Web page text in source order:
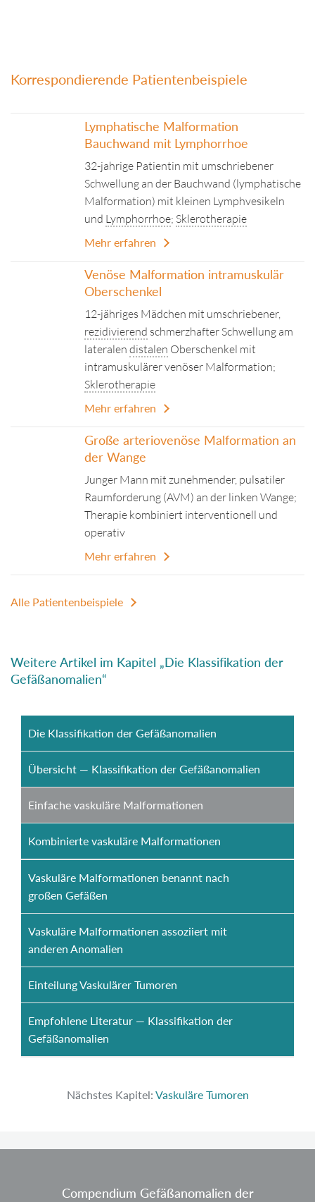
Korrespondierende Patientenbeispiele
Lymphatische Malformation
Bauchwand mit Lymphorrhoe
32-jahrige Patientin mit umschriebener
Schwellung an der Bauchwand (lymphatische
Malformation) mit kleinen Lymphvesikeln
und Lymphorrhoe; Sklerotherapie
Mehr erfahren
Venöse Malformation intramuskulär
Oberschenkel
12-jähriges Mädchen mit umschriebener,
rezidivierend schmerzhafter Schwellung am
lateralen distalen Oberschenkel mit
intramuskulärer venöser Malformation;
Sklerotherapie
Mehr erfahren
Große arteriovenöse Malformation an
der Wange
Junger Mann mit zunehmender, pulsatiler
Raumforderung (AVM) an der linken Wange;
Therapie kombiniert interventionell und
operativ
Mehr erfahren
Alle Patientenbeispiele
Weitere Artikel im Kapitel „Die Klassifikation der
Gefäßanomalien“
Die Klassifikation der Gefäßanomalien
Übersicht — Klassifikation der Gefäßanomalien
Einfache vaskuläre Malformationen
Kombinierte vaskuläre Malformationen
Vaskuläre Malformationen benannt nach
großen Gefäßen
Vaskuläre Malformationen assoziiert mit
anderen Anomalien
Einteilung Vaskulärer Tumoren
Empfohlene Literatur — Klassifikation der
Gefäßanomalien
Nächstes Kapitel: Vaskuläre Tumoren
Compendium Gefäßanomalien der